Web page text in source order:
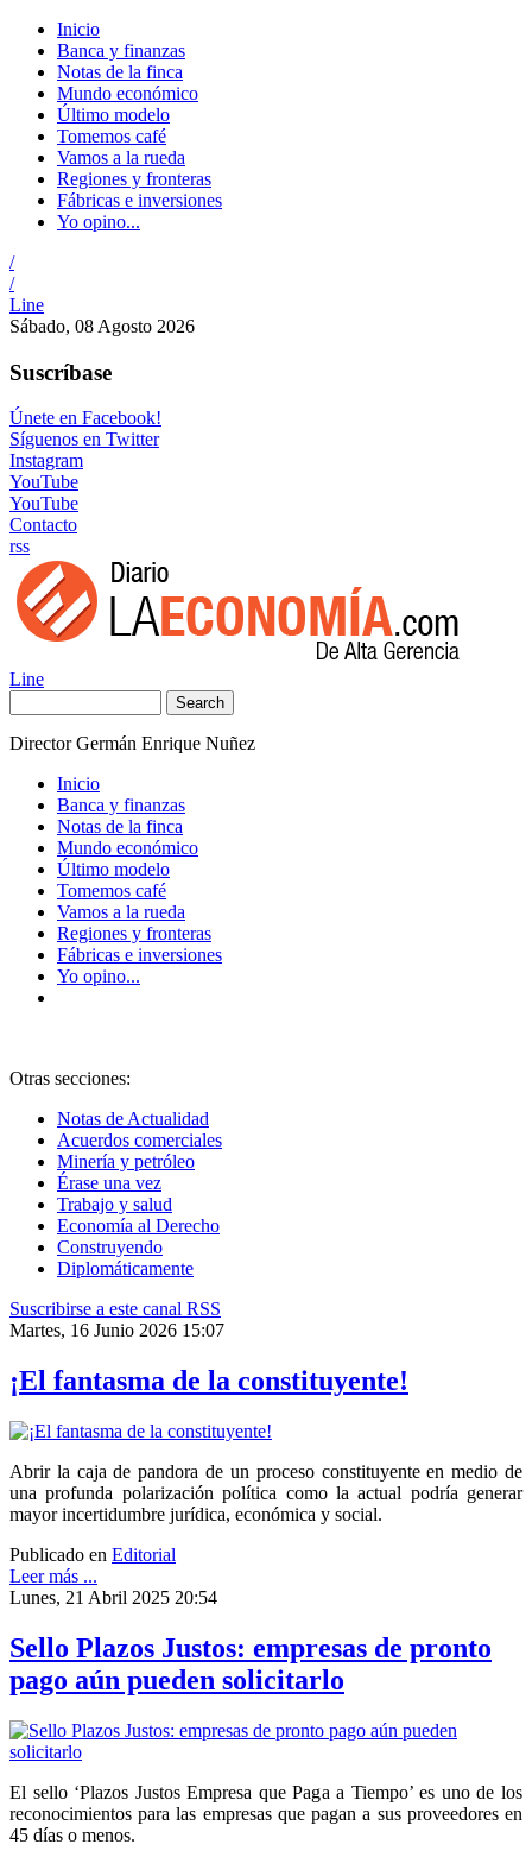
Inicio
Banca y finanzas
Notas de la finca
Mundo económico
Último modelo
Tomemos café
Vamos a la rueda
Regiones y fronteras
Fábricas e inversiones
Yo opino...
/
/
Line
Sábado, 08 Agosto 2026
Suscríbase
Únete en Facebook!
Síguenos en Twitter
Instagram
YouTube
YouTube
Contacto
rss
Line
Search
Director Germán Enrique Nuñez
Inicio
Banca y finanzas
Notas de la finca
Mundo económico
Último modelo
Tomemos café
Vamos a la rueda
Regiones y fronteras
Fábricas e inversiones
Yo opino...
Otras secciones:
Notas de Actualidad
Acuerdos comerciales
Minería y petróleo
Érase una vez
Trabajo y salud
Economía al Derecho
Construyendo
Diplomáticamente
Suscribirse a este canal RSS
Martes, 16 Junio 2026 15:07
¡El fantasma de la constituyente!
Abrir la caja de pandora de un proceso constituyente en medio de
una profunda polarización política como la actual podría generar
mayor incertidumbre jurídica, económica y social.
Publicado en Editorial
Leer más ...
Lunes, 21 Abril 2025 20:54
Sello Plazos Justos: empresas de pronto
pago aún pueden solicitarlo
El sello ‘Plazos Justos Empresa que Paga a Tiempo’ es uno de los
reconocimientos para las empresas que pagan a sus proveedores en
45 días o menos.